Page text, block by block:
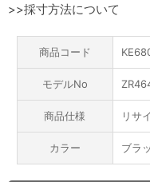
>>採寸方法について
商品コード
モデルNo
商品仕様 リサ
カラー ブラ